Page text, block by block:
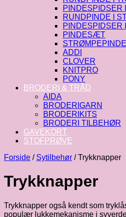
RUNDPINDE I
PINDESPIDSER
PINDESÆT
STRØMPEPINDE
ADDI
CLOVER
KNITPRO
PONY
BRODERI & TRÅD
AIDA
BRODERIGARN
BRODERIKITS
BRODERI TILBEHØR
GAVEKORT
STOFPRØVE
Forside / Sytilbehør /Trykknapper
Trykknapper
Trykknapper også kendt som
populær lukkemekanisme i